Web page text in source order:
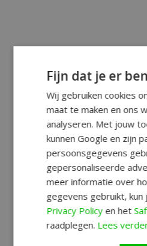
Fijn dat je er
Wij gebruiken cookies
maat te maken en ons
analyseren. Met jouw
kunnen Google en zijn
persoonsgegevens
gepersonaliseerde
meer informatie over
gegevens gebruikt,
Privacy Policyen het
raadplegen. Lees